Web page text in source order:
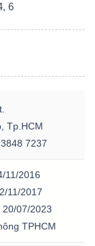
6
Tp.HCM
7237
11/2016
11/2017
07/2023
TPHCM